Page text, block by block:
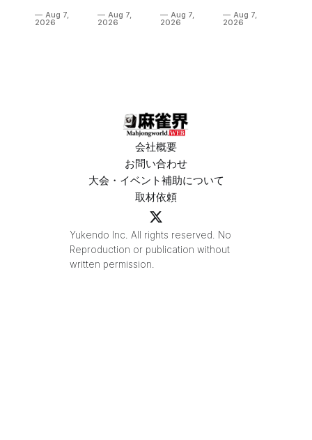
ニバル！東
Aug 7,
2026
Aug 7,
2026
誕生！？
Aug 7,
2026
Aug 7,
2026
会社概要
お問い合わせ
大会・イベント補助について
取材依頼
Yukendo Inc. All rights reserved. No
Reproduction or publication without
written permission.